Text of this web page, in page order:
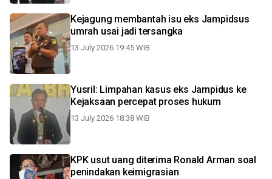
Kejagung membantah isu eks Jampidsus
umrah usai jadi tersangka
13 July 2026 19:45 WIB
Yusril: Limpahan kasus eks Jampidus ke
Kejaksaan percepat proses hukum
13 July 2026 18:38 WIB
KPK usut uang diterima Ronald Arman soal
penindakan keimigrasian